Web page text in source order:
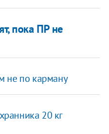
пока ПР не
не по карману
20 кг